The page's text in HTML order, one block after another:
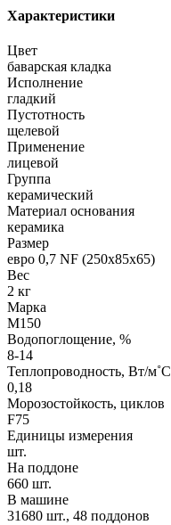
Характеристики
Цвет
баварская кладка
Исполнение
гладкий
Пустотность
щелевой
Применение
лицевой
Группа
керамический
Материал основания
керамика
Размер
евро 0,7 NF (250х85х65)
Вес
2 кг
Марка
М150
Водопоглощение, %
8-14
Теплопроводность, Вт/м˚С
0,18
Морозостойкость, циклов
F75
Единицы измерения
шт.
На поддоне
660 шт.
В машине
31680 шт., 48 поддонов